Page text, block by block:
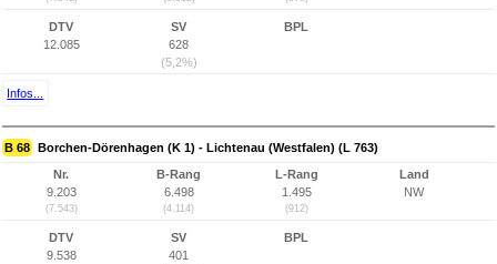
DTV
12.085
SV
628
(5,2%)
BPL
Infos...
B 68 Borchen-Dörenhagen (K 1) - Lichtenau (Westfalen) (L 763)
Nr.
9.203
(7.543)
B-Rang
6.498
(4.114)
L-Rang
1.495
(912)
Land
NW
DTV
9.538
SV
401
BPL